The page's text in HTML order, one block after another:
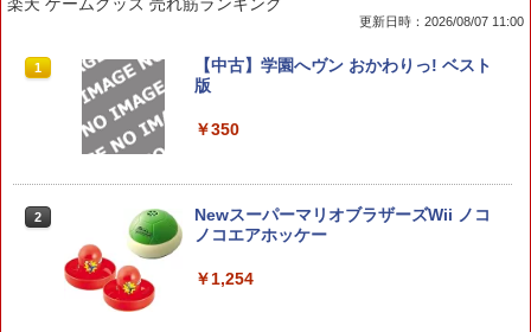
1
【 Nintendo Switch2 ケース対応 】Swi
tch2用 ケース 専用収納ボックス フルセ
ケース 大容量 防水 防塵 耐衝撃 全面保護
イプ
￥5,900
1
【送料無料】(18in1)PS5 コントローラ
ー 修理 ps5 コントローラー 修理キット
L2 R1 R2 トリガー ブラック スプリング
￥1,479
更新日時：2026/08/07 11:00
1
【中古】学園へヴン おかわりっ! ベスト
版
￥350
2
NewスーパーマリオブラザーズWii ノコ
ノコエアホッケー
￥1,254